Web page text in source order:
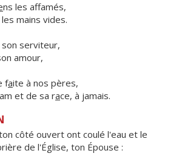
ns les affamés,
mains vides.
son serviteur,
amour,
faite à nos pères,
et de sa race, à jamais.
côté ouvert ont coulé l'eau et le
de l'Église, ton Épouse :